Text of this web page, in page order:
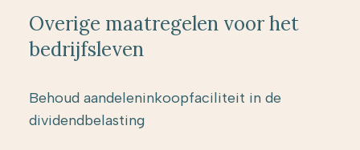
Overige maatregelen voor het
bedrijfsleven
Behoud aandeleninkoopfaciliteit in de
dividendbelasting